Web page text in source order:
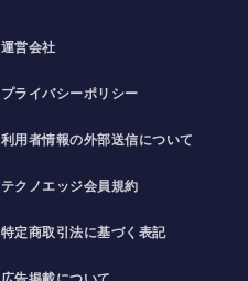
運営会社
プライバシーポリシー
利用者情報の外部送信について
テクノエッジ会員規約
特定商取引法に基づく表記